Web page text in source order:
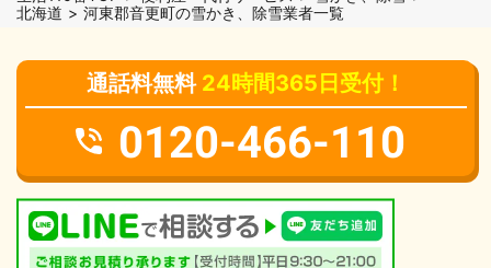
北海道
河東郡音更町の雪かき、除雪業者一覧
通話料無料 24時間365日受付！
0120-466-110